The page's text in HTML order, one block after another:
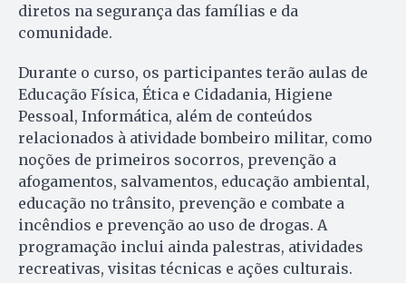
diretos na segurança das famílias e da
comunidade.
Durante o curso, os participantes terão aulas de
Educação Física, Ética e Cidadania, Higiene
Pessoal, Informática, além de conteúdos
relacionados à atividade bombeiro militar, como
noções de primeiros socorros, prevenção a
afogamentos, salvamentos, educação ambiental,
educação no trânsito, prevenção e combate a
incêndios e prevenção ao uso de drogas. A
programação inclui ainda palestras, atividades
recreativas, visitas técnicas e ações culturais.